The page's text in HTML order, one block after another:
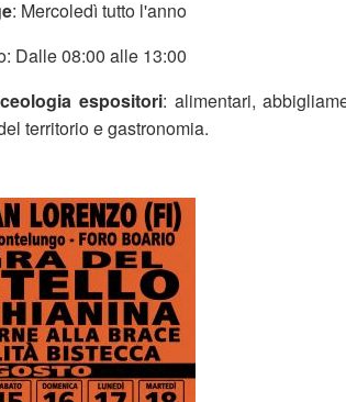
: Mercoledì tutto l'anno
Dalle 08:00 alle 13:00
espositori: alimentari,
territorio e gastronomia.